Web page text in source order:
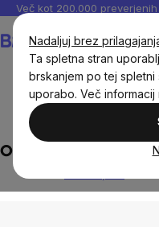
Nadaljuj brez
Ta spletna stran
brskanjem po tej
uporabo. Več
Preskoči
vsebino
Več kot 200.000
Organski črni česen